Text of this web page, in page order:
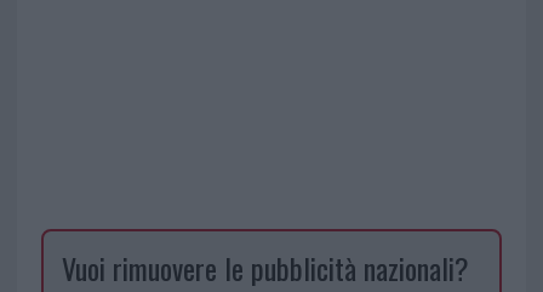
Vuoi rimuovere le pubblicità nazionali?